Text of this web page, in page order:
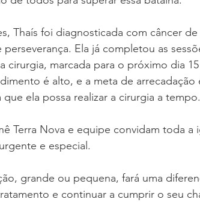
Thaís foi diagnosticada com câncer
Ela já completou as
cirurgia, marcada para o próximo dia
é alto, e a meta de arrecadação
que ela possa realizar a cirurgia a tempo.
Terra Nova e equipe convidam toda a
e especial.
grande ou pequena, fará uma
e continuar a cumprir o seu